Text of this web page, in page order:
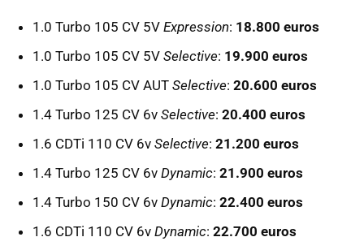
1.0 Turbo 105 CV 5V Expression: 18.800 euros
1.0 Turbo 105 CV 5V Selective: 19.900 euros
1.0 Turbo 105 CV AUT Selective: 20.600 euros
1.4 Turbo 125 CV 6v Selective: 20.400 euros
1.6 CDTi 110 CV 6v Selective: 21.200 euros
1.4 Turbo 125 CV 6v Dynamic: 21.900 euros
1.4 Turbo 150 CV 6v Dynamic: 22.400 euros
1.6 CDTi 110 CV 6v Dynamic: 22.700 euros